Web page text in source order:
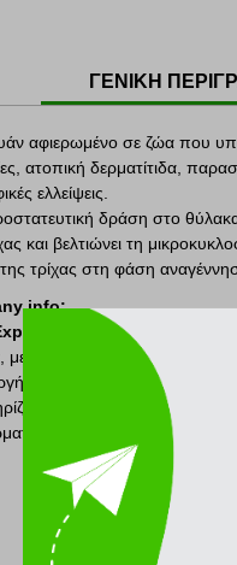
ΓΕΝΙΚΗ
αφιερωμένο σε ζώα που
ατοπική δερματίτιδα,
ελλείψεις.
δράση στο
και βελτιώνει τη
τρίχας στη φάση
info:
είναι μια εταιρεία
με έμφαση στην υγεία και
καινοτόμα προϊόντα,
την υγεία τους σε